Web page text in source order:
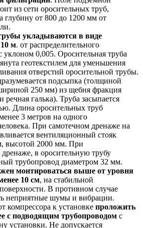
из сети оросительных труб,
глубину от 800 до 1200 мм от
укладываются в виде
м. от распределительного
уклоном 0,005. Оросительная труба
геотекстилем для уменьшения
отверстий оросительной трубы.
подсыпка (толщиной
250 мм) из щебня фракция
речная галька). Труба засыпается
Длина оросительных труб
3 метров на одного
При самотечном дренаже на
вентиляционный стояк
высотой 2000 мм. При
в оросительную трубу
трубопровод диаметром 32 мм.
монтироваться выше от уровня
10 см, на стабильной
В противном случае
неприятные шумы и вибрации.
компрессора к установке проложить
с подводящим трубопроводом с
установки. Не допускается